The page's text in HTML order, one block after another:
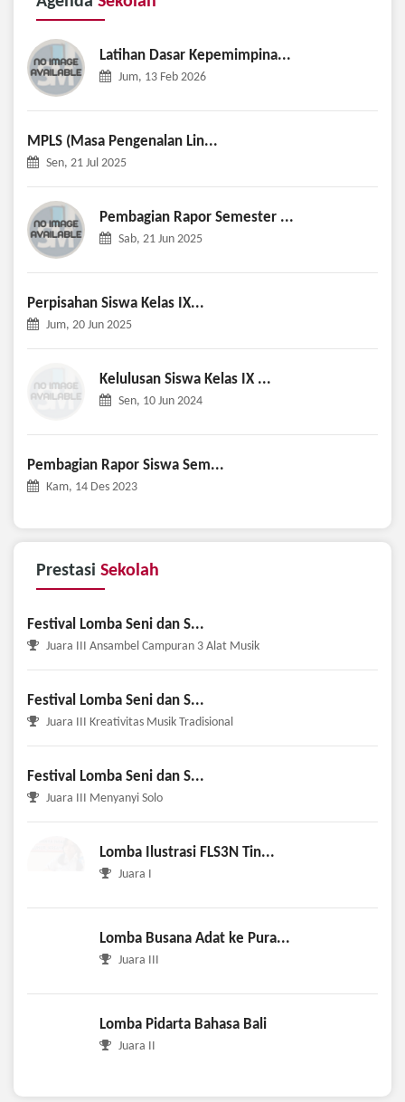
Latihan Dasar Kepemimpina...
Jum, 13 Feb 2026
MPLS (Masa Pengenalan Lin...
Sen, 21 Jul 2025
Pembagian Rapor Semester ...
Sab, 21 Jun 2025
Perpisahan Siswa Kelas IX...
Jum, 20 Jun 2025
Kelulusan Siswa Kelas IX ...
Sen, 10 Jun 2024
Pembagian Rapor Siswa Sem...
Kam, 14 Des 2023
Prestasi Sekolah
Festival Lomba Seni dan S...
Juara III Ansambel Campuran 3 Alat Musik
Festival Lomba Seni dan S...
Juara III Kreativitas Musik Tradisional
Festival Lomba Seni dan S...
Juara III Menyanyi Solo
Lomba Ilustrasi FLS3N Tin...
Juara I
Lomba Busana Adat ke Pura...
Juara III
Lomba Pidarta Bahasa Bali
Juara II